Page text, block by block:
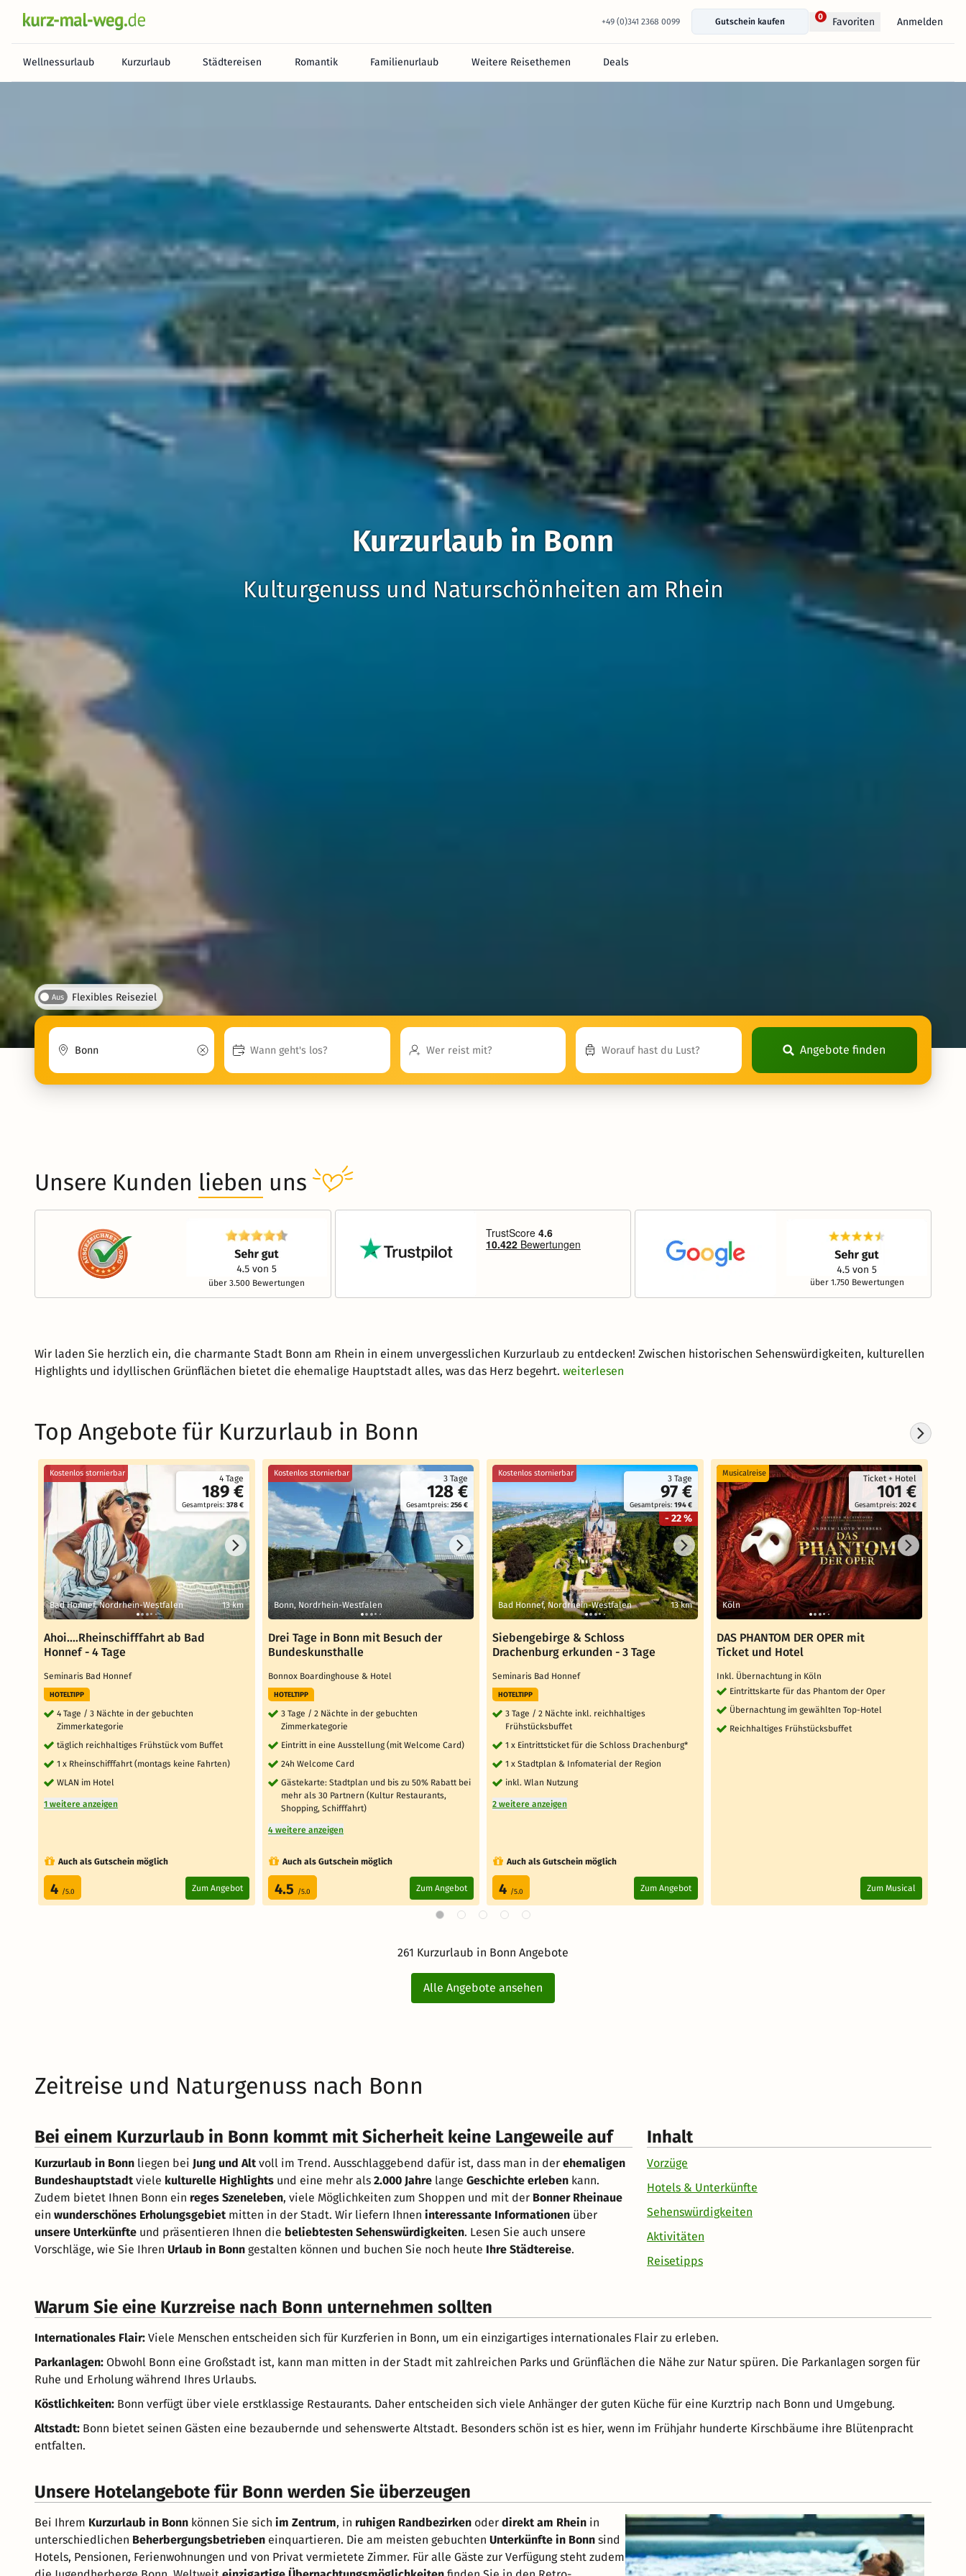
+49 (0)341 2368 0099 Gutschein kaufen
0 Favoriten Anmelden
Wellnessurlaub Kurzurlaub Städtereisen Romantik Familienurlaub Weitere Reisethemen Deals
Kurzurlaub in Bonn
Kulturgenuss und Naturschönheiten am Rhein
Aus Flexibles Reiseziel
Angebote finden
Unsere Kunden lieben uns
über 3.500 Bewertungen über 1.750 Bewertungen
Wir laden Sie herzlich ein, die charmante Stadt Bonn am Rhein in einem unvergesslichen Kurzurlaub zu entdecken! Zwischen historischen Sehenswürdigkeiten, kulturellen
Highlights und idyllischen Grünflächen bietet die ehemalige Hauptstadt alles, was das Herz begehrt. weiterlesen
Top Angebote für Kurzurlaub in Bonn
4 Tage
189 €
Gesamtpreis: 378 €
Kostenlos stornierbar
Bad Honnef, Nordrhein-Westfalen 13 km
Ahoi....Rheinschifffahrt ab Bad
Honnef - 4 Tage
Seminaris Bad Honnef
HOTELTIPP
4 Tage / 3 Nächte in der gebuchten
Zimmerkategorie
täglich reichhaltiges Frühstück vom Buffet
1 x Rheinschifffahrt (montags keine Fahrten)
WLAN im Hotel
1 weitere anzeigen
Auch als Gutschein möglich
4 /5.0 Zum Angebot
3 Tage
128 €
Gesamtpreis: 256 €
Kostenlos stornierbar
Bonn, Nordrhein-Westfalen
Drei Tage in Bonn mit Besuch der
Bundeskunsthalle
Bonnox Boardinghouse & Hotel
HOTELTIPP
3 Tage / 2 Nächte in der gebuchten
Zimmerkategorie
Eintritt in eine Ausstellung (mit Welcome Card)
24h Welcome Card
Gästekarte: Stadtplan und bis zu 50% Rabatt bei
mehr als 30 Partnern (Kultur Restaurants,
Shopping, Schifffahrt)
4 weitere anzeigen
Auch als Gutschein möglich
4.5 /5.0 Zum Angebot
3 Tage
97 €
Gesamtpreis: 194 €
- 22 %
Kostenlos stornierbar
Bad Honnef, Nordrhein-Westfalen 13 km
Siebengebirge & Schloss
Drachenburg erkunden - 3 Tage
Seminaris Bad Honnef
HOTELTIPP
3 Tage / 2 Nächte inkl. reichhaltiges
Frühstücksbuffet
1 x Eintrittsticket für die Schloss Drachenburg*
1 x Stadtplan & Infomaterial der Region
inkl. Wlan Nutzung
2 weitere anzeigen
Auch als Gutschein möglich
4 /5.0 Zum Angebot
Ticket + Hotel
101 €
Gesamtpreis: 202 €
Musicalreise
Köln
DAS PHANTOM DER OPER mit
Ticket und Hotel
Inkl. Übernachtung in Köln
Eintrittskarte für das Phantom der Oper
Übernachtung im gewählten Top-Hotel
Reichhaltiges Frühstücksbuffet
Zum Musical
261 Kurzurlaub in Bonn Angebote
Alle Angebote ansehen
Zeitreise und Naturgenuss nach Bonn
Bei einem Kurzurlaub in Bonn kommt mit Sicherheit keine Langeweile auf
Kurzurlaub in Bonn liegen bei Jung und Altvoll im Trend. Ausschlaggebend dafür ist, dass man in der ehemaligen
Bundeshauptstadtviele kulturelle Highlights und eine mehr als 2.000 Jahre lange Geschichte erleben kann.
Zudem bietet Ihnen Bonn ein reges Szeneleben, viele Möglichkeiten zum Shoppen und mit der Bonner Rheinaue
ein wunderschönes Erholungsgebietmitten in der Stadt. Wir liefern Ihnen interessante Informationen über
unsere Unterkünfte und präsentieren Ihnen die beliebtesten Sehenswürdigkeiten. Lesen Sie auch unsere
Vorschläge, wie Sie Ihren Urlaub in Bonn gestalten können und buchen Sie noch heute Ihre Städtereise.
Inhalt
Vorzüge
Hotels & Unterkünfte
Sehenswürdigkeiten
Aktivitäten
Reisetipps
Warum Sie eine Kurzreise nach Bonn unternehmen sollten
Internationales Flair: Viele Menschen entscheiden sich für Kurzferien in Bonn, um ein einzigartiges internationales Flair zu erleben.
Parkanlagen: Obwohl Bonn eine Großstadt ist, kann man mitten in der Stadt mit zahlreichen Parks und Grünflächen die Nähe zur Natur spüren. Die Parkanlagen sorgen für
Ruhe und Erholung während Ihres Urlaubs.
Köstlichkeiten: Bonn verfügt über viele erstklassige Restaurants. Daher entscheiden sich viele Anhänger der guten Küche für eine Kurztrip nach Bonn und Umgebung.
Altstadt: Bonn bietet seinen Gästen eine bezaubernde und sehenswerte Altstadt. Besonders schön ist es hier, wenn im Frühjahr hunderte Kirschbäume ihre Blütenpracht
entfalten.
Unsere Hotelangebote für Bonn werden Sie überzeugen
Bei Ihrem Kurzurlaub in Bonn können Sie sich im Zentrum, in ruhigen Randbezirken oder direkt am Rhein in
unterschiedlichen Beherbergungsbetrieben einquartieren. Die am meisten gebuchten Unterkünfte in Bonn sind
Hotels, Pensionen, Ferienwohnungen und von Privat vermietete Zimmer. Für alle Gäste zur Verfügung steht zudem